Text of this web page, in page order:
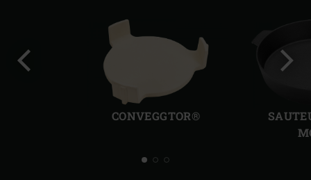
CONVEGGTOR®